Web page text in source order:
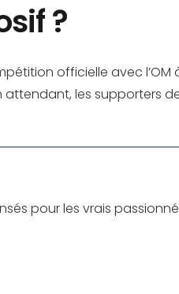
?
officielle avec l’OM
les supporters
pour les vrais